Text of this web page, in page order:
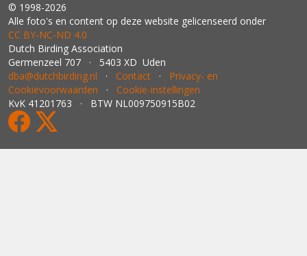
© 1998-2026
Alle foto's en content op deze website gelicenseerd onder
CC BY‑NC‑ND 4.0
Dutch Birding Association
Germenzeel 707 · 5403 XD Uden
dba@dutchbirding.nl · Contact · Privacy- en
Cookievoorwaarden · Cookie-instellingen
KvK 41201763 · BTW NL009750915B02